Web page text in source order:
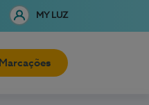
MY LUZ
Marcações